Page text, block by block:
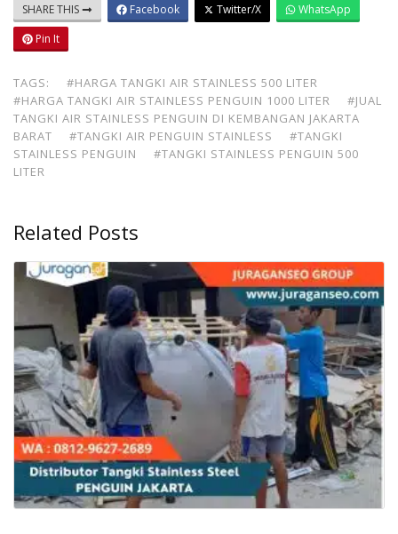
SHARE THIS Facebook Twitter/X
WhatsApp
Pin It
TAGS:
#HARGA TANGKI AIR STAINLESS 500 LITER
#HARGA TANGKI AIR STAINLESS PENGUIN 1000 LITER
#JUAL
TANGKI AIR STAINLESS PENGUIN DI KEMBANGAN JAKARTA
BARAT
#TANGKI AIR PENGUIN STAINLESS
#TANGKI
STAINLESS PENGUIN
#TANGKI STAINLESS PENGUIN 500
LITER
Related Posts